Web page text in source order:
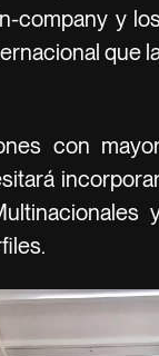
company y los
que
con